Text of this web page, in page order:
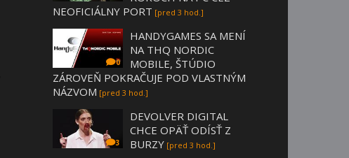
NEOFICIÁLNY PORT [pred 3 hod.]
0
HANDYGAMES SA MENÍ
NA THQ NORDIC
MOBILE, ŠTÚDIO
ZÁROVEŇ POKRAČUJE POD VLASTNÝM
NÁZVOM [pred 3 hod.]
3
DEVOLVER DIGITAL
CHCE OPÄŤ ODÍSŤ Z
BURZY [pred 3 hod.]